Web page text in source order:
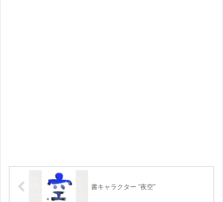
書キャラクター “夜空”